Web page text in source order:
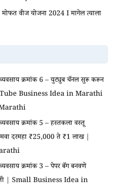
वीज योजना 2024 I मागेल त्याला
क्रमांक 6 – युट्युब चॅनल सुरू करून
Business Idea in Marathi
क्रमांक 5 – हस्तकला वस्तू
दरमहा ₹25,000 ते ₹1 लाख |
क्रमांक 3 – पेपर बॅग बनवणे
| Small Business Idea in